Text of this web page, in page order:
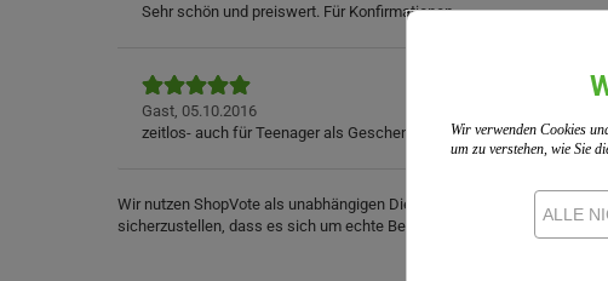
Sehr schön und preiswert. Für Konfirmationen
Gast, 05.10.2016
zeitlos- auch für Teenager als Geschenk geeignet
Wir nutzen ShopVote als unabhängigen Dienstleister für die Einholung
sicherzustellen, dass es sich um echte Bewertungen handelt.
Mehr
Wir verwenden Cookies
um zu verstehen, wie Sie
ALLE